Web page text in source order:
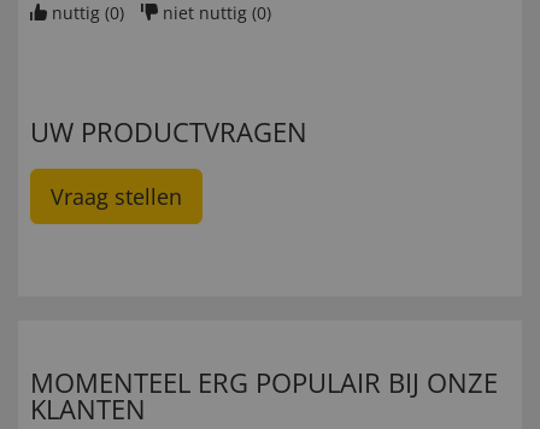
nuttig (0) niet nuttig (0)
UW PRODUCTVRAGEN
Vraag stellen
MOMENTEEL ERG POPULAIR BIJ ONZE
KLANTEN